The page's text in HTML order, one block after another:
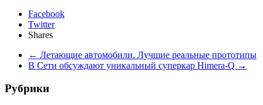
Facebook
Twitter
Shares
← Летающие автомобили. Лучшие реальные прототипы
В Сети обсуждают уникальный суперкар Himera-Q →
Рубрики